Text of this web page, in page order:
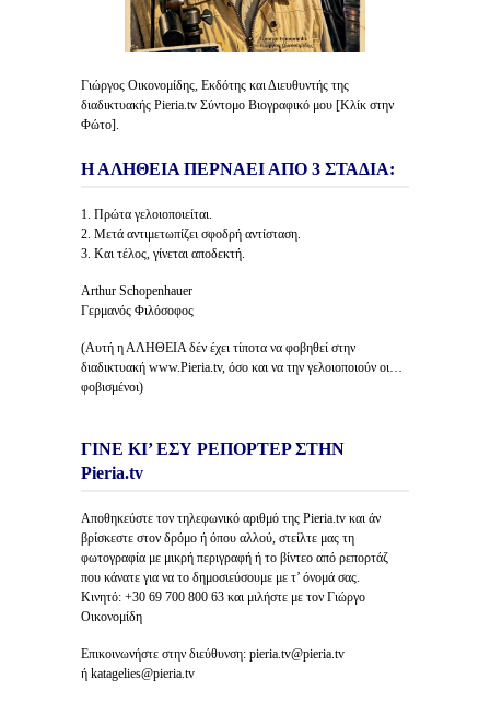
Γιώργος Οικονομίδης, Εκδότης και Διευθυντής της
διαδικτυακής Pieria.tv Σύντομο Βιογραφικό μου [Κλίκ στην
Φώτο].
Η ΑΛΗΘΕΙΑ ΠΕΡΝΑΕΙ ΑΠΟ 3 ΣΤΑΔΙΑ:
1. Πρώτα γελοιοποιείται.
2. Μετά αντιμετωπίζει σφοδρή αντίσταση.
3. Και τέλος, γίνεται αποδεκτή.
Arthur Schopenhauer
Γερμανός Φιλόσοφος
(Αυτή η ΑΛΗΘΕΙΑ δέν έχει τίποτα να φοβηθεί στην
διαδικτυακή www.Pieria.tv, όσο και να την γελοιοποιούν οι…
φοβισμένοι)
ΓΙΝΕ ΚΙ’ ΕΣΥ ΡΕΠΟΡΤΕΡ ΣΤΗΝ
Pieria.tv
Αποθηκεύστε τον τηλεφωνικό αριθμό της Pieria.tv και άν
βρίσκεστε στον δρόμο ή όπου αλλού, στείλτε μας τη
φωτογραφία με μικρή περιγραφή ή το βίντεο από ρεπορτάζ
που κάνατε για να το δημοσιεύσουμε με τ’ όνομά σας.
Κινητό: +30 69 700 800 63 και μιλήστε με τον Γιώργο
Οικονομίδη
Επικοινωνήστε στην διεύθυνση: pieria.tv@pieria.tv
ή katagelies@pieria.tv